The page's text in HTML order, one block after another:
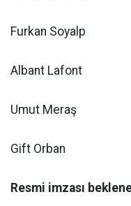
Furkan Soyalp
Albant Lafont
Umut Meraş
Gift Orban
Resmi imzası